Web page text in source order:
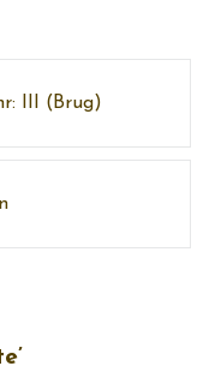
III (Brug)